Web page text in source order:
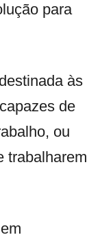
para
às
de
ou
trabalharem